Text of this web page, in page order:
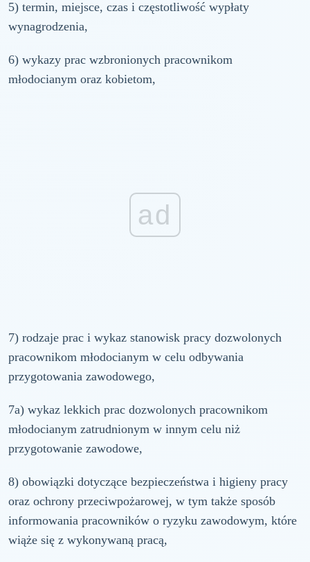
5) termin, miejsce, czas i częstotliwość wypłaty
wynagrodzenia,
6) wykazy prac wzbronionych pracownikom
młodocianym oraz kobietom,
ad
7) rodzaje prac i wykaz stanowisk pracy dozwolonych
pracownikom młodocianym w celu odbywania
przygotowania zawodowego,
7a) wykaz lekkich prac dozwolonych pracownikom
młodocianym zatrudnionym w innym celu niż
przygotowanie zawodowe,
8) obowiązki dotyczące bezpieczeństwa i higieny pracy
oraz ochrony przeciwpożarowej, w tym także sposób
informowania pracowników o ryzyku zawodowym, które
wiąże się z wykonywaną pracą,